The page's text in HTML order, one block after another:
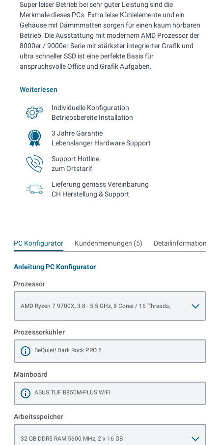
Super leiser Betrieb bei sehr guter Leistung sind die
Merkmale dieses PCs. Extra leise Kühlelemente und ein
Gehäuse mit Dämmmatten sorgen für einen kaum hörbaren
Betrieb. Die Ausstattung mit modernem AMD Prozessor der
8000er / 9000er Serie mit stärkster integrierter Grafik und
ultra schneller SSD ist eine perfekte Basis für
anspruchsvolle Office und Grafik Aufgaben.
Weiterlesen
Individuelle Konfiguration
Betriebsbereite Installation
3 Jahre Garantie
Lebenslanger Hardware Support
Support Hotline
zum Ortstarif
Lieferung gemäss Vereinbarung
CH Herstellung & Support
PC Konfigurator Kundenmeinungen (5) Detailinformationen
Anleitung PC Konfigurator
Prozessor
AMD Ryzen 7 9700X, 3.8 - 5.5 GHz, 8 Cores / 16 Threads,
Prozessorkühler
BeQuiet! Dark Rock PRO 5
Mainboard
ASUS TUF B850M-PLUS WIFI
Arbeitsspeicher
32 GB DDR5 RAM 5600 MHz, 2 x 16 GB